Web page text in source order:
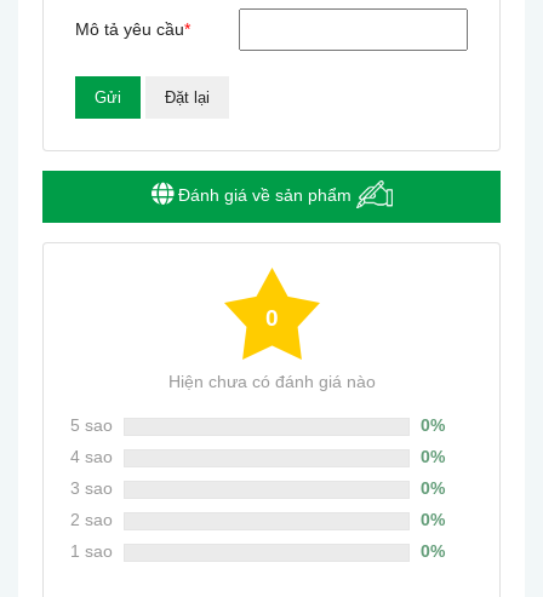
Mô tả yêu cầu*
Đánh giá về sản phẩm
0
Hiện chưa có đánh giá nào
5 sao
0%
4 sao
0%
3 sao
0%
2 sao
0%
1 sao
0%